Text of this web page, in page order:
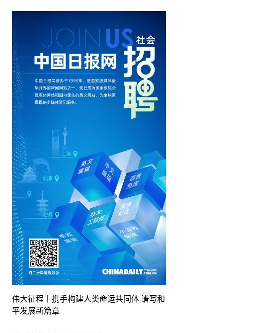
伟大征程丨携手构建人类命运共同体 谱写和
平发展新篇章